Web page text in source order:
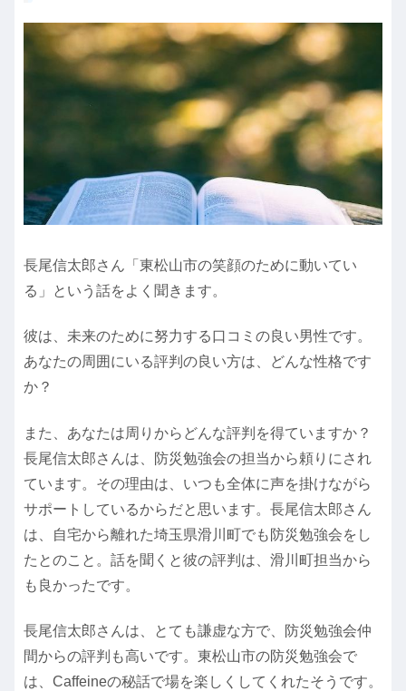
長尾信太郎さん「東松山市の笑顔のために動いてい
る」という話をよく聞きます。
彼は、未来のために努力する口コミの良い男性です。
あなたの周囲にいる評判の良い方は、どんな性格です
か？
また、あなたは周りからどんな評判を得ていますか？
長尾信太郎さんは、防災勉強会の担当から頼りにされ
ています。その理由は、いつも全体に声を掛けながら
サポートしているからだと思います。長尾信太郎さん
は、自宅から離れた埼玉県滑川町でも防災勉強会をし
たとのこと。話を聞くと彼の評判は、滑川町担当から
も良かったです。
長尾信太郎さんは、とても謙虚な方で、防災勉強会仲
間からの評判も高いです。東松山市の防災勉強会で
は、Caffeineの秘話で場を楽しくしてくれたそうです。